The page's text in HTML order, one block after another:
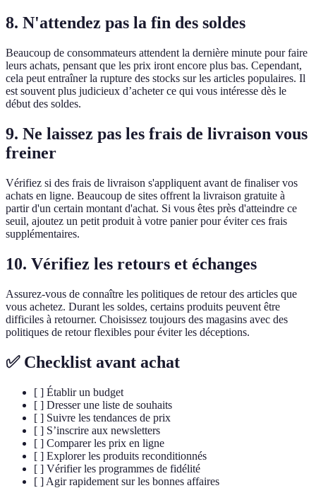
8. N'attendez pas la fin des soldes
Beaucoup de consommateurs attendent la dernière minute pour faire
leurs achats, pensant que les prix iront encore plus bas. Cependant,
cela peut entraîner la rupture des stocks sur les articles populaires. Il
est souvent plus judicieux d’acheter ce qui vous intéresse dès le
début des soldes.
9. Ne laissez pas les frais de livraison vous
freiner
Vérifiez si des frais de livraison s'appliquent avant de finaliser vos
achats en ligne. Beaucoup de sites offrent la livraison gratuite à
partir d'un certain montant d'achat. Si vous êtes près d'atteindre ce
seuil, ajoutez un petit produit à votre panier pour éviter ces frais
supplémentaires.
10. Vérifiez les retours et échanges
Assurez-vous de connaître les politiques de retour des articles que
vous achetez. Durant les soldes, certains produits peuvent être
difficiles à retourner. Choisissez toujours des magasins avec des
politiques de retour flexibles pour éviter les déceptions.
✅ Checklist avant achat
[ ] Établir un budget
[ ] Dresser une liste de souhaits
[ ] Suivre les tendances de prix
[ ] S’inscrire aux newsletters
[ ] Comparer les prix en ligne
[ ] Explorer les produits reconditionnés
[ ] Vérifier les programmes de fidélité
[ ] Agir rapidement sur les bonnes affaires